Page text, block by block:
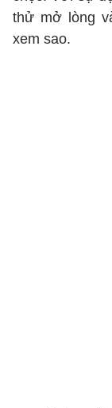
thử mở lòng
xem sao.